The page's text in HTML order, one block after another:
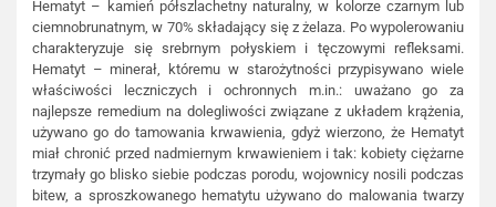
Hematyt – kamień półszlachetny naturalny, w kolorze czarnym lub
ciemnobrunatnym, w 70% składający się z żelaza. Po wypolerowaniu
charakteryzuje się srebrnym połyskiem i tęczowymi refleksami.
Hematyt – minerał, któremu w starożytności przypisywano wiele
właściwości leczniczych i ochronnych m.in.: uważano go za
najlepsze remedium na dolegliwości związane z układem krążenia,
używano go do tamowania krwawienia, gdyż wierzono, że Hematyt
miał chronić przed nadmiernym krwawieniem i tak: kobiety ciężarne
trzymały go blisko siebie podczas porodu, wojownicy nosili podczas
bitew, a sproszkowanego hematytu używano do malowania twarzy